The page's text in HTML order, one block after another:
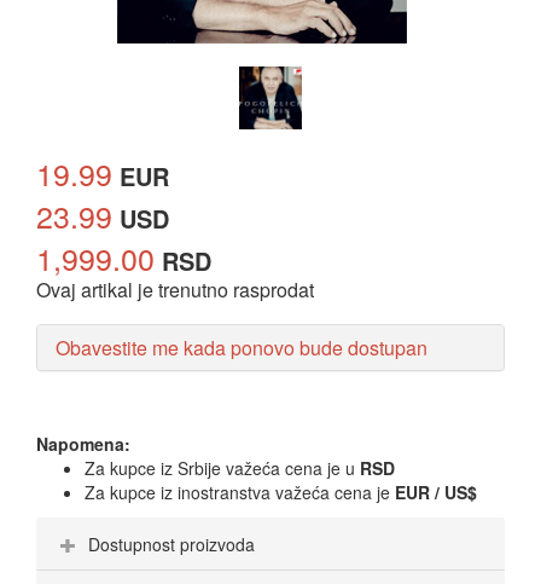
19.99 EUR
23.99 USD
1,999.00 RSD
Ovaj artikal je trenutno rasprodat
Obavestite me kada ponovo bude dostupan
Napomena:
Za kupce iz Srbije važeća cena je u RSD
Za kupce iz inostranstva važeća cena je EUR / US$
Dostupnost proizvoda